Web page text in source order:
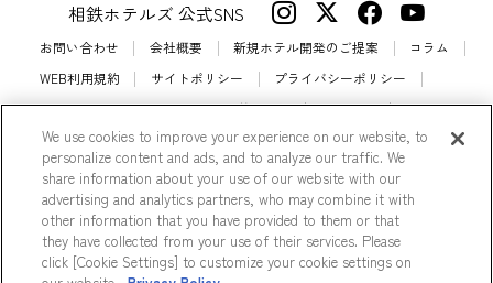
相鉄ホテルズ 公式SNS
お問い合わせ 会社概要 新規ホテル開発のご提案
コラム
WEB利用規約
サイトポリシー
プライバシーポリシー
カスタマーハラスメントに対する基本方針
法人契約
宿泊約款
会員規約
サイトマップ
相鉄ホテルズ パートナーホテル加盟募集のご案内
採用情報
Cookie Settings
We use cookies to improve your experience on our website, to
personalize content and ads, and to analyze our traffic. We
share information about your use of our website with our
advertising and analytics partners, who may combine it with
other information that you have provided to them or that
they have collected from your use of their services. Please
click [Cookie Settings] to customize your cookie settings on